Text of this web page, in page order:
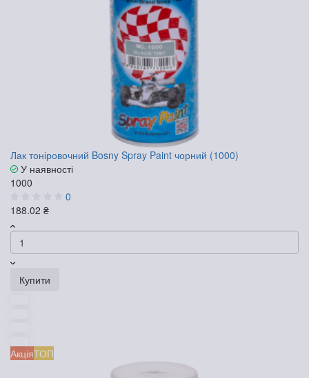
Лак тоніровочний Bosny Spray Paint чорний (1000)
У наявності
1000
0
188.02 ₴
Купити
АкціяТОП